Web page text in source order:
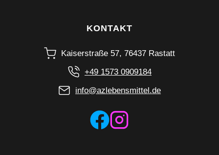
KONTAKT
Kaiserstraße 57, 76437 Rastatt
+49 1573 0909184
info@azlebensmittel.de